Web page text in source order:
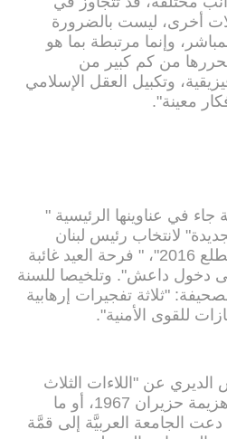
أخرى، ليست بالضرورة
وإنما مرتبطة بما هو
من كم كبير من
وتكبيل العقل الإسلامي
معينة".
جاء في عناوينها الرئيسية "
لانتخاب رئيس لبنان
يرصد تحرّكات اللاجئين مطلع 2016"، " فرحة العيد غائبة
دخول داعش". وتلخيصا للسنة
"ثلاثة تفجيرات إرهابية
عن "اللاءات الثلاث
وحكاياتها" قائلا "على أثر هزيمة حزيران 1967، أو ما
الجامعة العربيَّة إلى قمَّة